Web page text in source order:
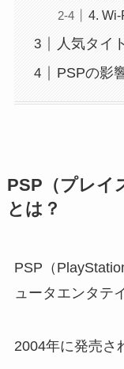
4.
人気タイ
PSPの影
PSP（プレイ
とは？
PSP（
ュータエンタテ
2004年に発売さ